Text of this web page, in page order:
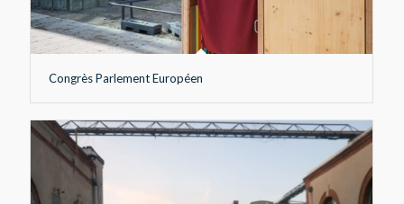
Congrès Parlement Européen